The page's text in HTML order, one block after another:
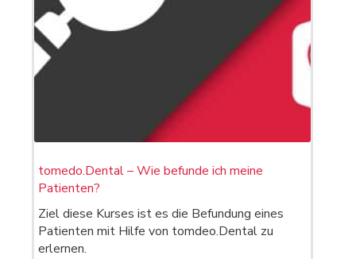
tomedo.Dental – Wie befunde ich meine
Patienten?
Ziel diese Kurses ist es die Befundung eines
Patienten mit Hilfe von tomdeo.Dental zu
erlernen.